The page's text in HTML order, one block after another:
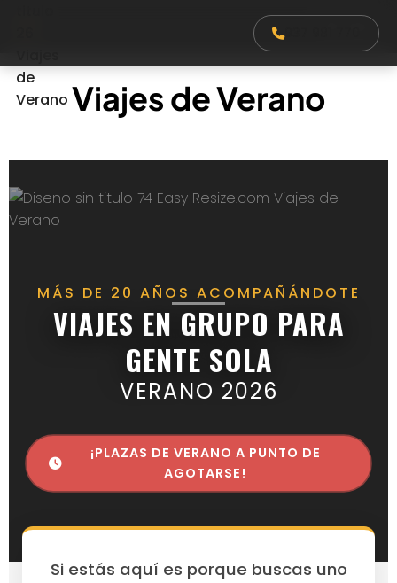
Menú
Viajes de Verano
937 981 770
MÁS DE 20 AÑOS ACOMPAÑÁNDOTE
VIAJES EN GRUPO PARA
GENTE SOLA
VERANO 2026
¡PLAZAS DE VERANO A PUNTO DE
AGOTARSE!
Si estás aquí es porque buscas uno